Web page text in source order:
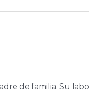
de familia. Su